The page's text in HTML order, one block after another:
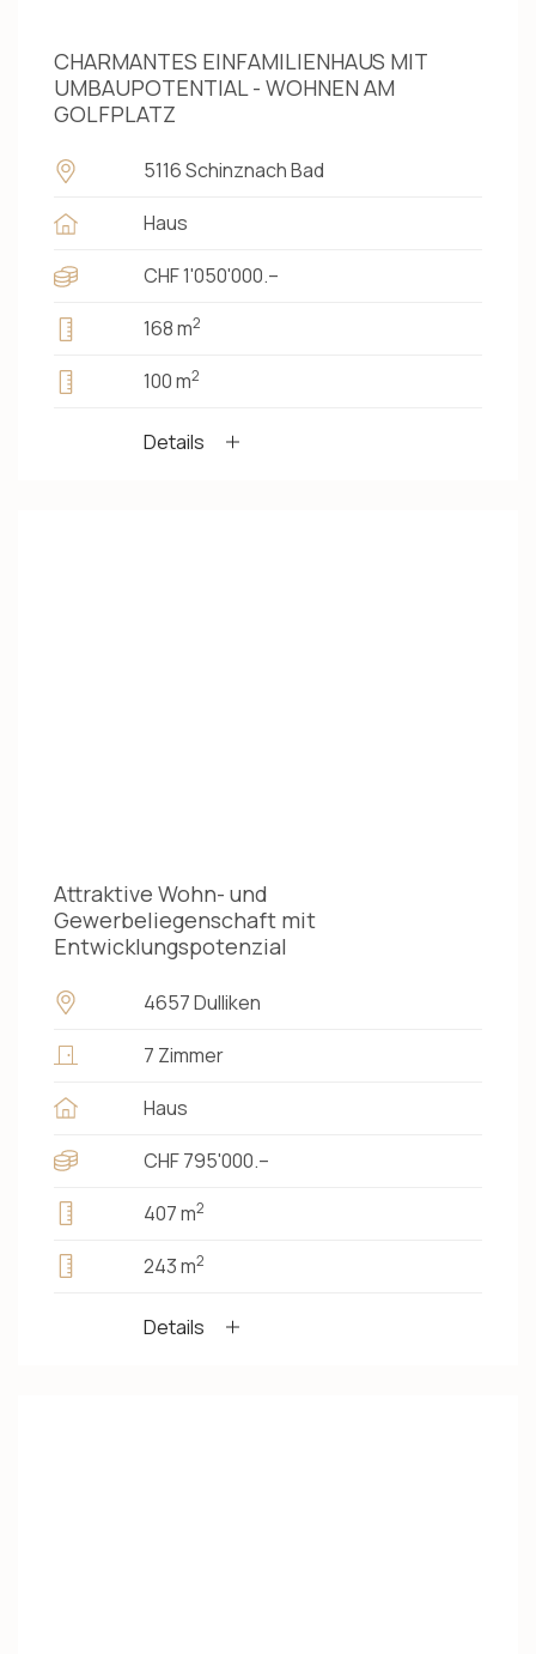
CHARMANTES EINFAMILIENHAUS MIT
UMBAUPOTENTIAL - WOHNEN AM
GOLFPLATZ
5116 Schinznach Bad
Haus
CHF 1'050'000.–
168 m2
100 m2
Details
Attraktive Wohn- und
Gewerbeliegenschaft mit
Entwicklungspotenzial
4657 Dulliken
7 Zimmer
Haus
CHF 795'000.–
407 m2
243 m2
Details